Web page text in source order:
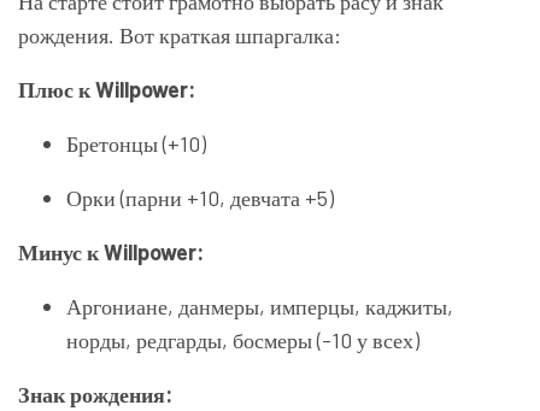
рождения. Вот краткая шпаргалка:
Плюс к Willpower:
Бретонцы (+10)
Орки (парни +10, девчата +5)
Минус к Willpower:
Аргониане, данмеры, имперцы, каджиты,
норды, редгарды, босмеры (-10 у всех)
Знак рождения: